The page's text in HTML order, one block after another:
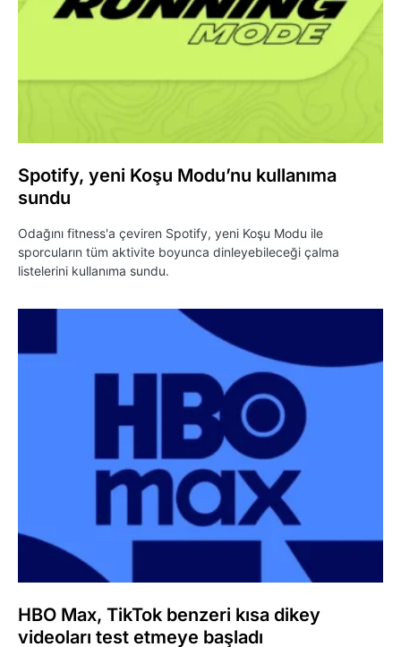
Spotify, yeni Koşu Modu’nu kullanıma
sundu
Odağını fitness'a çeviren Spotify, yeni Koşu Modu ile
sporcuların tüm aktivite boyunca dinleyebileceği çalma
listelerini kullanıma sundu.
HBO Max, TikTok benzeri kısa dikey
videoları test etmeye başladı